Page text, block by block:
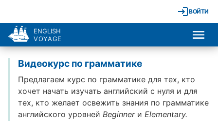
ВОЙТИ
ENGLISH
VOYAGE
Видеокурс по грамматике
Предлагаем курс по грамматике для тех, кто
хочет начать изучать английский с нуля и для
тех, кто желает освежить знания по грамматике
английского уровней Beginnerи Elementary.